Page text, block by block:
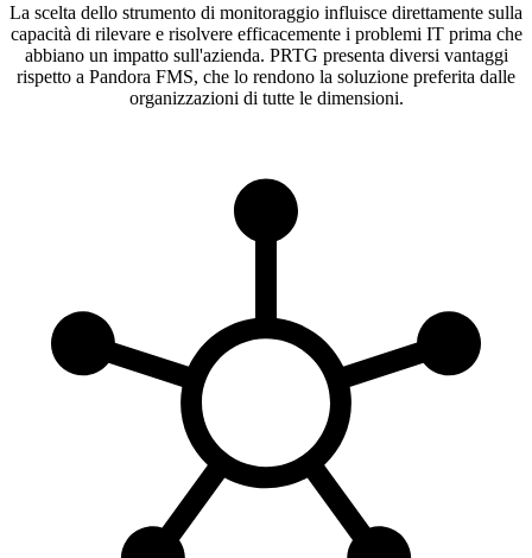
La scelta dello strumento di monitoraggio influisce direttamente sulla
capacità di rilevare e risolvere efficacemente i problemi IT prima che
abbiano un impatto sull'azienda. PRTG presenta diversi vantaggi
rispetto a Pandora FMS, che lo rendono la soluzione preferita dalle
organizzazioni di tutte le dimensioni.